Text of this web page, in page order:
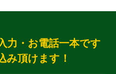
力・お電話一本です
み頂けます！